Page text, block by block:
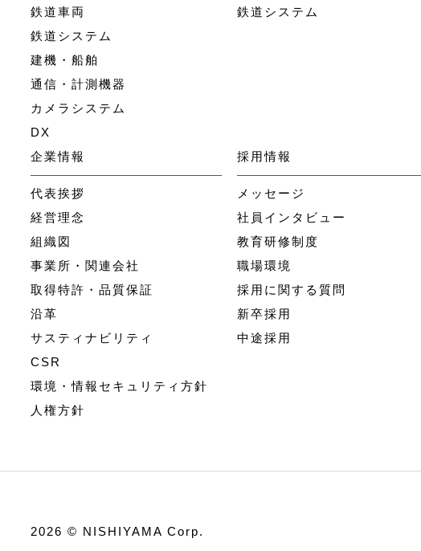
鉄道車両
鉄道システム
建機・船舶
通信・計測機器
カメラシステム
DX
鉄道システム
企業情報
代表挨拶
経営理念
組織図
事業所・関連会社
取得特許・品質保証
沿革
サスティナビリティ
CSR
環境・情報セキュリティ方針
人権方針
採用情報
メッセージ
社員インタビュー
教育研修制度
職場環境
採用に関する質問
新卒採用
中途採用
2026 © NISHIYAMA Corp.